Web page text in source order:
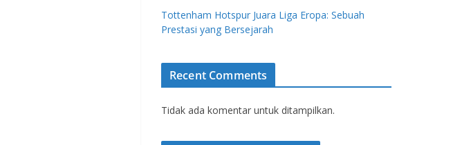
Tottenham Hotspur Juara Liga Eropa: Sebuah
Prestasi yang Bersejarah
Recent Comments
Tidak ada komentar untuk ditampilkan.